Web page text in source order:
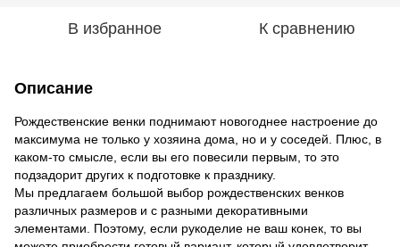
В избранное К сравнению
Описание
Рождественские венки поднимают новогоднее настроение до
максимума не только у хозяина дома, но и у соседей. Плюс, в
каком-то смысле, если вы его повесили первым, то это
подзадорит других к подготовке к празднику.
Мы предлагаем большой выбор рождественских венков
различных размеров и с разными декоративными
элементами. Поэтому, если рукоделие не ваш конек, то вы